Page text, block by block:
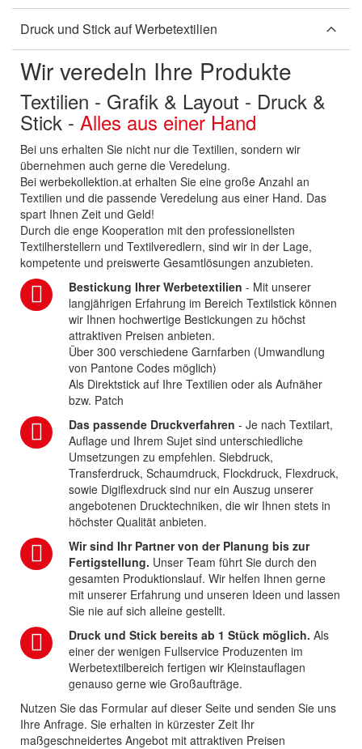
Druck und Stick auf Werbetextilien
Wir veredeln Ihre Produkte
Textilien - Grafik & Layout - Druck &
Stick - Alles aus einer Hand
Bei uns erhalten Sie nicht nur die Textilien, sondern wir
übernehmen auch gerne die Veredelung.
Bei werbekollektion.at erhalten Sie eine große Anzahl an
Textilien und die passende Veredelung aus einer Hand. Das
spart Ihnen Zeit und Geld!
Durch die enge Kooperation mit den professionellsten
Textilherstellern und Textilveredlern, sind wir in der Lage,
kompetente und preiswerte Gesamtlösungen anzubieten.
Bestickung Ihrer Werbetextilien - Mit unserer
langjährigen Erfahrung im Bereich Textilstick können
wir Ihnen hochwertige Bestickungen zu höchst
attraktiven Preisen anbieten.
Über 300 verschiedene Garnfarben (Umwandlung
von Pantone Codes möglich)
Als Direktstick auf Ihre Textilien oder als Aufnäher
bzw. Patch
Das passende Druckverfahren - Je nach Textilart,
Auflage und Ihrem Sujet sind unterschiedliche
Umsetzungen zu empfehlen. Siebdruck,
Transferdruck, Schaumdruck, Flockdruck, Flexdruck,
sowie Digiflexdruck sind nur ein Auszug unserer
angebotenen Drucktechniken, die wir Ihnen stets in
höchster Qualität anbieten.
Wir sind Ihr Partner von der Planung bis zur
Fertigstellung. Unser Team führt Sie durch den
gesamten Produktionslauf. Wir helfen Ihnen gerne
mit unserer Erfahrung und unseren Ideen und lassen
Sie nie auf sich alleine gestellt.
Druck und Stick bereits ab 1 Stück möglich. Als
einer der wenigen Fullservice Produzenten im
Werbetextilbereich fertigen wir Kleinstauflagen
genauso gerne wie Großaufträge.
Nutzen Sie das Formular auf dieser Seite und senden Sie uns
Ihre Anfrage. Sie erhalten in kürzester Zeit Ihr
maßgeschneidertes Angebot mit attraktiven Preisen